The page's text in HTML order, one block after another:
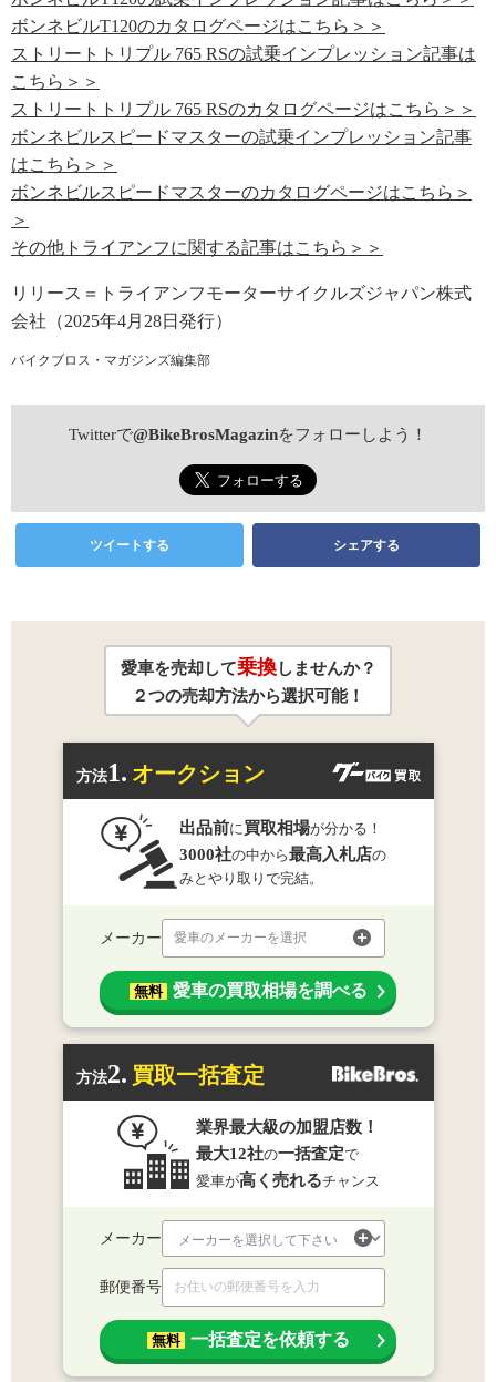
ボンネビルT120のカタログページはこちら＞＞
ストリートトリプル 765 RSの試乗インプレッション記事は
こちら＞＞
ストリートトリプル 765 RSのカタログページはこちら＞＞
ボンネビルスピードマスターの試乗インプレッション記事
はこちら＞＞
ボンネビルスピードマスターのカタログページはこちら＞
＞
その他トライアンフに関する記事はこちら＞＞
リリース＝トライアンフモーターサイクルズジャパン株式
会社（2025年4月28日発行）
バイクブロス・マガジンズ編集部
Twitterで@BikeBrosMagazinをフォローしよう！
ツイートする シェアする
愛車を売却して乗換しませんか？
２つの売却方法から選択可能！
方法1. オークション
出品前に買取相場が分かる！
3000社の中から最高入札店の
みとやり取りで完結。
メーカー 愛車のメーカーを選択
無料 愛車の買取相場を調べる
方法2. 買取一括査定
業界最大級の加盟店数！
最大12社の一括査定で
愛車が高く売れるチャンス
メーカー
郵便番号
無料 一括査定を依頼する